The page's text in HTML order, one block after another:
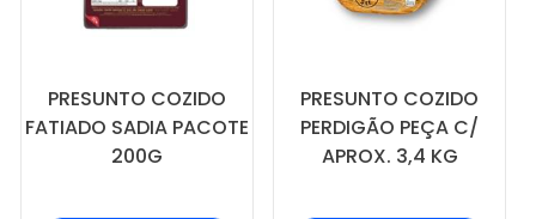
PRESUNTO COZIDO
FATIADO SADIA PACOTE
200G
PRESUNTO COZIDO
PERDIGÃO PEÇA C/
APROX. 3,4 KG